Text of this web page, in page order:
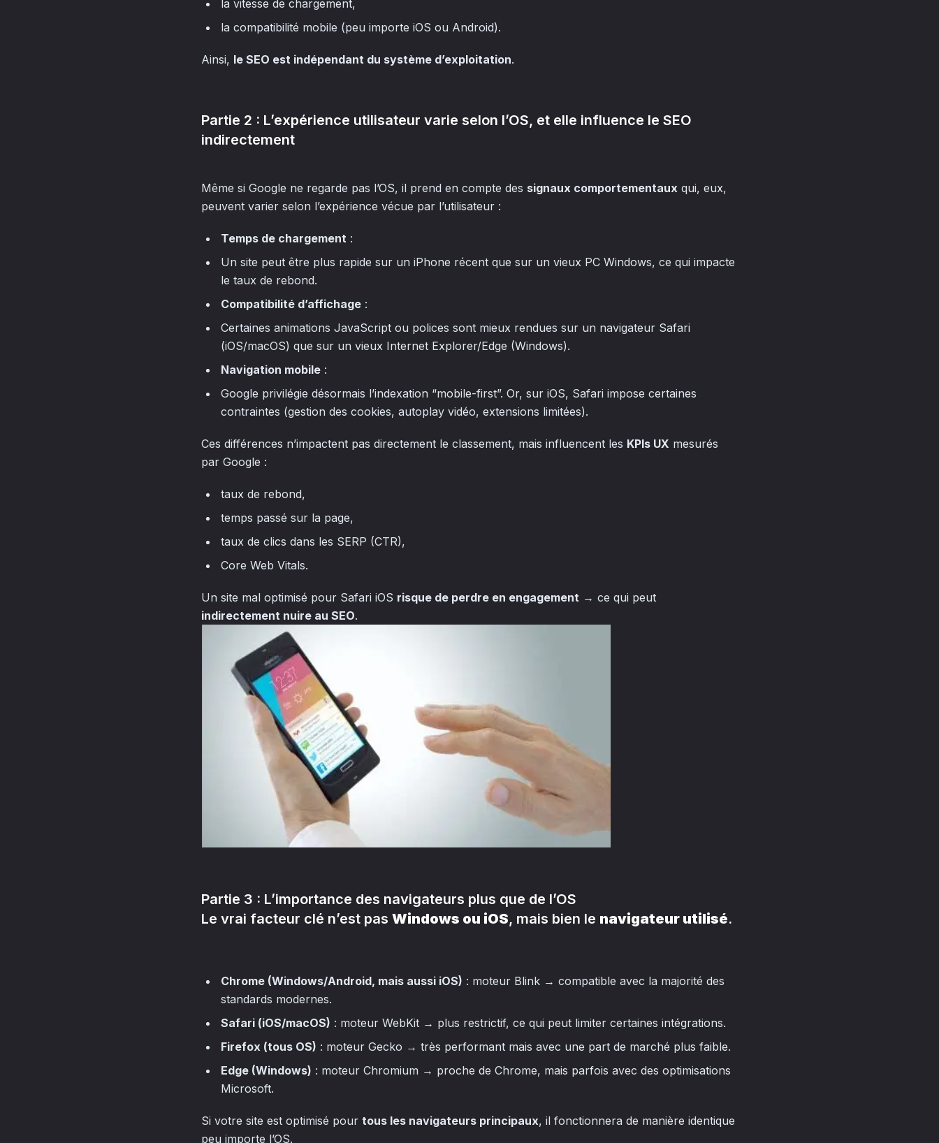
la vitesse de chargement,
la compatibilité mobile (peu importe iOS ou Android).
Ainsi, le SEO est indépendant du système d’exploitation.
Partie 2 : L’expérience utilisateur varie selon l’OS, et elle influence le SEO
indirectement
Même si Google ne regarde pas l’OS, il prend en compte des signaux comportementaux qui, eux,
peuvent varier selon l’expérience vécue par l’utilisateur :
Temps de chargement :
Un site peut être plus rapide sur un iPhone récent que sur un vieux PC Windows, ce qui impacte
le taux de rebond.
Compatibilité d’affichage :
Certaines animations JavaScript ou polices sont mieux rendues sur un navigateur Safari
(iOS/macOS) que sur un vieux Internet Explorer/Edge (Windows).
Navigation mobile :
Google privilégie désormais l’indexation “mobile-first”. Or, sur iOS, Safari impose certaines
contraintes (gestion des cookies, autoplay vidéo, extensions limitées).
Ces différences n’impactent pas directement le classement, mais influencent les KPIs UX mesurés
par Google :
taux de rebond,
temps passé sur la page,
taux de clics dans les SERP (CTR),
Core Web Vitals.
Un site mal optimisé pour Safari iOS risque de perdre en engagement → ce qui peut
indirectement nuire au SEO.
Partie 3 : L’importance des navigateurs plus que de l’OS
Le vrai facteur clé n’est pas Windows ou iOS, mais bien le navigateur utilisé.
Chrome (Windows/Android, mais aussi iOS) : moteur Blink → compatible avec la majorité des
standards modernes.
Safari (iOS/macOS) : moteur WebKit → plus restrictif, ce qui peut limiter certaines intégrations.
Firefox (tous OS) : moteur Gecko → très performant mais avec une part de marché plus faible.
Edge (Windows) : moteur Chromium → proche de Chrome, mais parfois avec des optimisations
Microsoft.
Si votre site est optimisé pour tous les navigateurs principaux, il fonctionnera de manière identique
peu importe l’OS.